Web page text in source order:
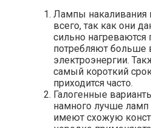
Лампы накаливания
всего, так как они
сильно нагреваются
потребляют больше
электроэнергии.
самый короткий
приходится часто.
Галогенные
намного лучше ламп
имеют схожую